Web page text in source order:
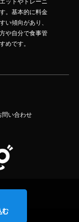
ットやトレーニ
。基本的に料金
い傾向があり、
や自分で食事管
めです。
問い合わせ